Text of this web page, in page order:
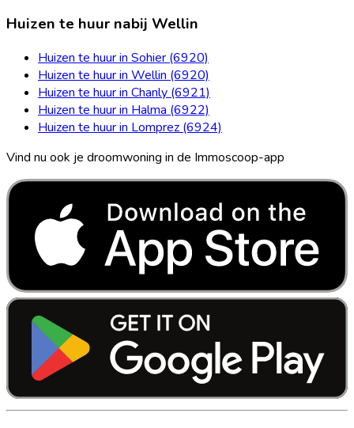
Huizen te huur nabij Wellin
Huizen te huur in Sohier (6920)
Huizen te huur in Wellin (6920)
Huizen te huur in Chanly (6921)
Huizen te huur in Halma (6922)
Huizen te huur in Lomprez (6924)
Vind nu ook je droomwoning in de Immoscoop-app